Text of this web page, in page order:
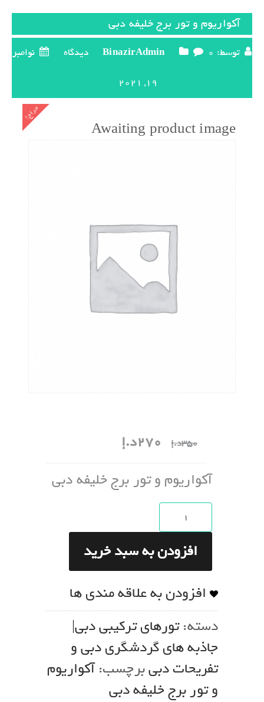
آکواریوم و تور برج خلیفه دبی
توسط: BinazirAdmin 0 دیدگاه
نوامبر
19, 2021
حراج!
Awaiting product image
350د.إ 270د.إ
آکواریوم و تور برج خلیفه دبی
آکواریوم و تور برج خلیفه دبی عدد
افزودن به سبد خرید
افزودن به علاقه مندی ها
دسته:تورهای ترکیبی دبی|
جاذبه های گردشگری دبی و
تفریحات دبیبرچسب:آکواریوم
و تور برج خلیفه دبی